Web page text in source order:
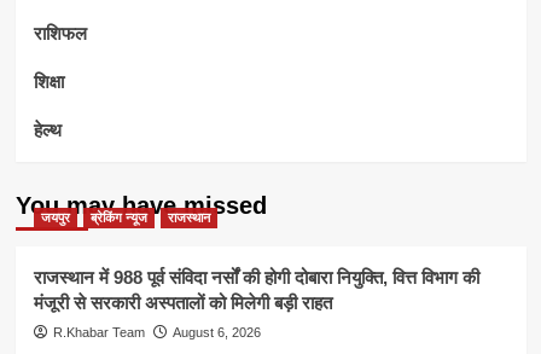
राशिफल
शिक्षा
हेल्थ
You may have missed
जयपुर ब्रेकिंग न्यूज राजस्थान
राजस्थान में 988 पूर्व संविदा नर्सों की होगी दोबारा नियुक्ति, वित्त विभाग की
मंजूरी से सरकारी अस्पतालों को मिलेगी बड़ी राहत
R.Khabar Team August 6, 2026